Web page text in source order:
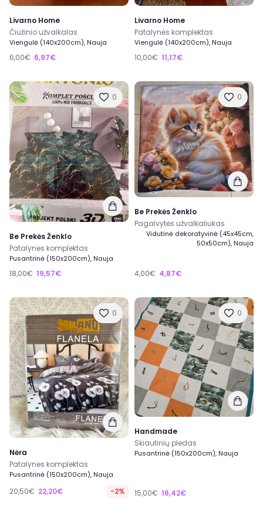
Livarno Home
Čiužinio užvalkalas
Viengulė (140x200cm), Nauja
6,00€ 6,97€
Livarno Home
Patalynės komplektas
Viengulė (140x200cm), Nauja
10,00€ 11,17€
0
Be Prekės Ženklo
Patalynes komplektas
Pusantrinė (150x200cm), Nauja
18,00€ 19,57€
0
Be Prekės Ženklo
Pagalvytės užvalkaliukas
Vidutinė dekoratyvinė (45x45cm,
50x50cm), Nauja
4,00€ 4,87€
0
Nėra
Patalynes komplektas
Pusantrinė (150x200cm), Nauja
20,50€ 22,20€ -2%
0
Handmade
Skiautinių pledas
Pusantrinė (150x200cm), Nauja
15,00€ 16,42€